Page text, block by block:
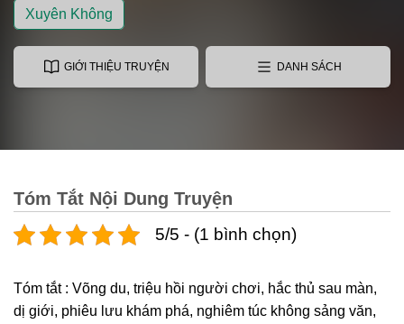
Xuyên Không
GIỚI THIỆU TRUYỆN DANH SÁCH
Tóm Tắt Nội Dung Truyện
5/5 - (1 bình chọn)
Tóm tắt : Võng du, triệu hồi người chơi, hắc thủ sau màn,
dị giới, phiêu lưu khám phá, nghiêm túc không sảng văn,